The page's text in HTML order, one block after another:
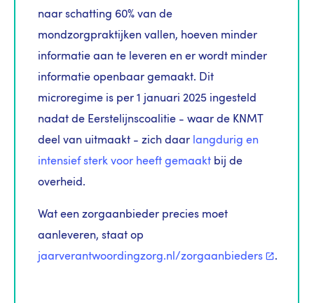
naar schatting 60% van de
mondzorgpraktijken vallen, hoeven minder
informatie aan te leveren en er wordt minder
informatie openbaar gemaakt. Dit
microregime is per 1 januari 2025 ingesteld
nadat de Eerstelijnscoalitie - waar de KNMT
deel van uitmaakt - zich daar langdurig en
intensief sterk voor heeft gemaakt bij de
overheid.
Wat een zorgaanbieder precies moet
aanleveren, staat op
jaarverantwoordingzorg.nl/zorgaanbieders
.